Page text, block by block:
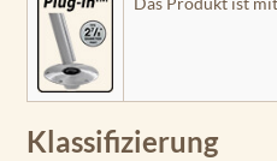
Klassifizierung